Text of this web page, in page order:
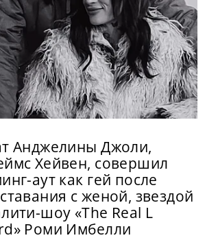
Анджелины Джоли,
Хейвен, совершил
аут как гей после
с женой, звездой
шоу «The Real L
Роми Имбелли